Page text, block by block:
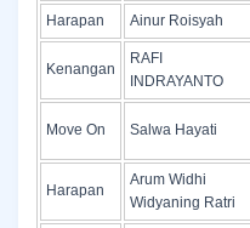
Harapan Ainur Roisyah
Kenangan
RAFI
INDRAYANTO
Move On Salwa Hayati
Harapan
Arum Widhi
Widyaning Ratri